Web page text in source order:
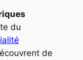
du
de